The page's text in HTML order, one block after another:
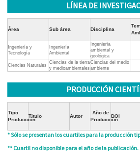
LÍNEA DE
Área Sub área Disciplina
Ingeniería y
Tecnología
Ingeniería
Ambiental
Ingeniería
ambiental y
geológica
Ciencias Naturales
Ciencias de la tierra
y medioambientales
Ciencias del medio
ambiente
PRODUCCIÓN
Tipo
Producción
Título Autor
Año de
Producción
DOI
* Sólo se presentan los cuartiles para la producción
** Cuartil no disponible para el año de la publicación.